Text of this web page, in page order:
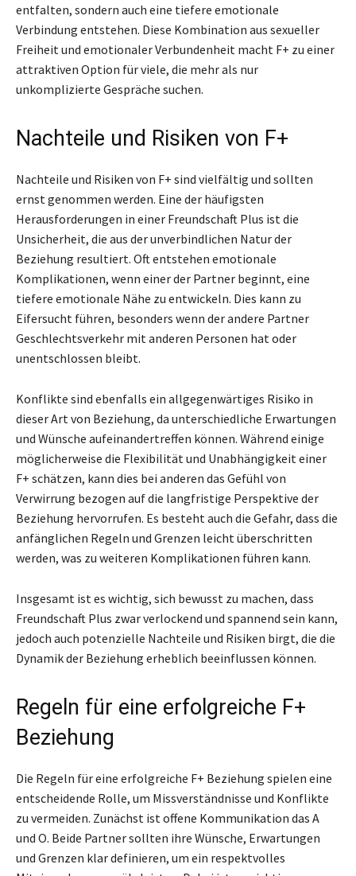
entfalten, sondern auch eine tiefere emotionale
Verbindung entstehen. Diese Kombination aus sexueller
Freiheit und emotionaler Verbundenheit macht F+ zu einer
attraktiven Option für viele, die mehr als nur
unkomplizierte Gespräche suchen.
Nachteile und Risiken von F+
Nachteile und Risiken von F+ sind vielfältig und sollten
ernst genommen werden. Eine der häufigsten
Herausforderungen in einer Freundschaft Plus ist die
Unsicherheit, die aus der unverbindlichen Natur der
Beziehung resultiert. Oft entstehen emotionale
Komplikationen, wenn einer der Partner beginnt, eine
tiefere emotionale Nähe zu entwickeln. Dies kann zu
Eifersucht führen, besonders wenn der andere Partner
Geschlechtsverkehr mit anderen Personen hat oder
unentschlossen bleibt.
Konflikte sind ebenfalls ein allgegenwärtiges Risiko in
dieser Art von Beziehung, da unterschiedliche Erwartungen
und Wünsche aufeinandertreffen können. Während einige
möglicherweise die Flexibilität und Unabhängigkeit einer
F+ schätzen, kann dies bei anderen das Gefühl von
Verwirrung bezogen auf die langfristige Perspektive der
Beziehung hervorrufen. Es besteht auch die Gefahr, dass die
anfänglichen Regeln und Grenzen leicht überschritten
werden, was zu weiteren Komplikationen führen kann.
Insgesamt ist es wichtig, sich bewusst zu machen, dass
Freundschaft Plus zwar verlockend und spannend sein kann,
jedoch auch potenzielle Nachteile und Risiken birgt, die die
Dynamik der Beziehung erheblich beeinflussen können.
Regeln für eine erfolgreiche F+
Beziehung
Die Regeln für eine erfolgreiche F+ Beziehung spielen eine
entscheidende Rolle, um Missverständnisse und Konflikte
zu vermeiden. Zunächst ist offene Kommunikation das A
und O. Beide Partner sollten ihre Wünsche, Erwartungen
und Grenzen klar definieren, um ein respektvolles